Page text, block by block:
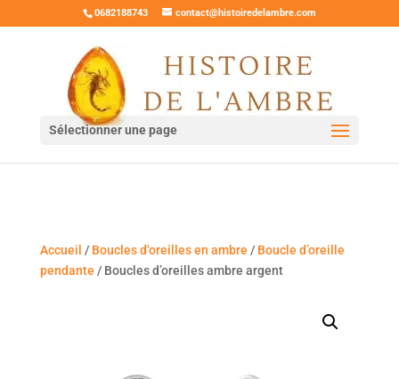
0682188743 contact@histoiredelambre.com
Sélectionner une page
Accueil / Boucles d'oreilles en ambre / Boucle d’oreille
pendante / Boucles d’oreilles ambre argent